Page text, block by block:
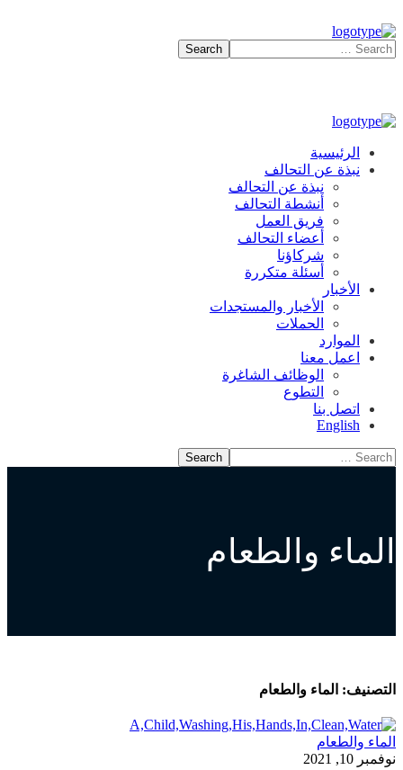
الرئيسية
نبذة عن التحالف
نبذة عن التحالف
أنشطة التحالف
فريق العمل
أعضاء التحالف
شركاؤنا
أسئلة متكررة
الأخبار
الأخبار والمستجدات
الحملات
الموارد
اعمل معنا
الوظائف الشاغرة
التطوع
اتصل بنا
English
الماء والطعام
التصنيف: الماء والطعام
الماء والطعام
نوفمبر 10, 2021